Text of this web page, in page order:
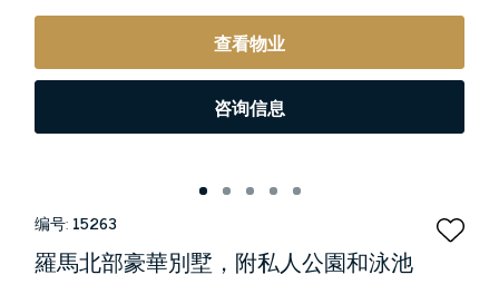
查看物业
咨询信息
编号: 15263
羅馬北部豪華別墅，附私人公園和泳池